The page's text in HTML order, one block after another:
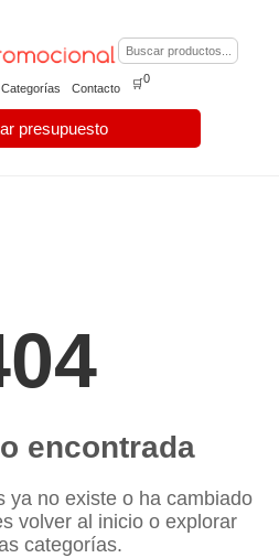
Categorías Contacto
presupuesto
🛒0
encontrada
ya no existe o ha cambiado
volver al inicio o explorar
categorías.